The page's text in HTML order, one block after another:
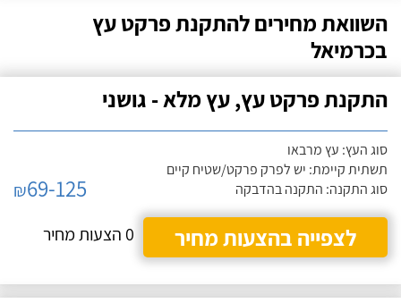
השוואת מחירים להתקנת פרקט עץ
בכרמיאל
התקנת פרקט עץ, עץ מלא - גושני
סוג העץ: עץ מרבאו
תשתית קיימת: יש לפרק פרקט/שטיח קיים
סוג התקנה: התקנה בהדבקה
₪69-125
לצפייה בהצעות מחיר
0 הצעות מחיר